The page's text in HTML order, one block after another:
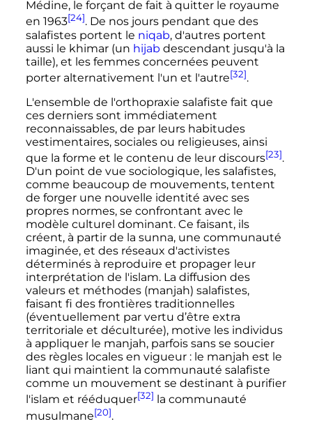
Médine, le forçant de fait à quitter le royaume
en 1963[24]. De nos jours pendant que des
salafistes portent le niqab, d'autres portent
aussi le khimar (un hijab descendant jusqu'à la
taille), et les femmes concernées peuvent
porter alternativement l'un et l'autre[32].
L'ensemble de l'orthopraxie salafiste fait que
ces derniers sont immédiatement
reconnaissables, de par leurs habitudes
vestimentaires, sociales ou religieuses, ainsi
que la forme et le contenu de leur discours[23].
D'un point de vue sociologique, les salafistes,
comme beaucoup de mouvements, tentent
de forger une nouvelle identité avec ses
propres normes, se confrontant avec le
modèle culturel dominant. Ce faisant, ils
créent, à partir de la sunna, une communauté
imaginée, et des réseaux d'activistes
déterminés à reproduire et propager leur
interprétation de l'islam. La diffusion des
valeurs et méthodes (manjah) salafistes,
faisant fi des frontières traditionnelles
(éventuellement par vertu d’être extra
territoriale et déculturée), motive les individus
à appliquer le manjah, parfois sans se soucier
des règles locales en vigueur : le manjah est le
liant qui maintient la communauté salafiste
comme un mouvement se destinant à purifier
l'islam et rééduquer[32]
la communauté
musulmane[20].